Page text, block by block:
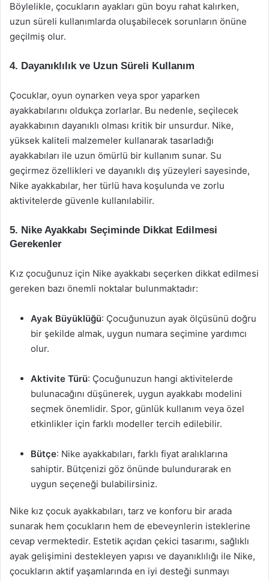
Böylelikle, çocukların ayakları gün boyu rahat kalırken,
uzun süreli kullanımlarda oluşabilecek sorunların önüne
geçilmiş olur.
4. Dayanıklılık ve Uzun Süreli Kullanım
Çocuklar, oyun oynarken veya spor yaparken
ayakkabılarını oldukça zorlarlar. Bu nedenle, seçilecek
ayakkabının dayanıklı olması kritik bir unsurdur. Nike,
yüksek kaliteli malzemeler kullanarak tasarladığı
ayakkabıları ile uzun ömürlü bir kullanım sunar. Su
geçirmez özellikleri ve dayanıklı dış yüzeyleri sayesinde,
Nike ayakkabılar, her türlü hava koşulunda ve zorlu
aktivitelerde güvenle kullanılabilir.
5. Nike Ayakkabı Seçiminde Dikkat Edilmesi
Gerekenler
Kız çocuğunuz için Nike ayakkabı seçerken dikkat edilmesi
gereken bazı önemli noktalar bulunmaktadır:
Ayak Büyüklüğü: Çocuğunuzun ayak ölçüsünü doğru
bir şekilde almak, uygun numara seçimine yardımcı
olur.
Aktivite Türü: Çocuğunuzun hangi aktivitelerde
bulunacağını düşünerek, uygun ayakkabı modelini
seçmek önemlidir. Spor, günlük kullanım veya özel
etkinlikler için farklı modeller tercih edilebilir.
Bütçe: Nike ayakkabıları, farklı fiyat aralıklarına
sahiptir. Bütçenizi göz önünde bulundurarak en
uygun seçeneği bulabilirsiniz.
Nike kız çocuk ayakkabıları, tarz ve konforu bir arada
sunarak hem çocukların hem de ebeveynlerin isteklerine
cevap vermektedir. Estetik açıdan çekici tasarımı, sağlıklı
ayak gelişimini destekleyen yapısı ve dayanıklılığı ile Nike,
çocukların aktif yaşamlarında en iyi desteği sunmayı